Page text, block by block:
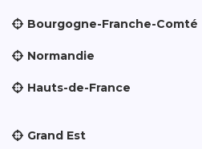
Bourgogne-Franche-Comté
Normandie
Hauts-de-France
Grand Est